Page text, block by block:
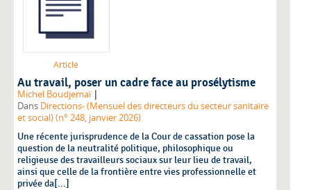
Article
Au travail, poser un cadre face au prosélytisme
Michel Boudjemaï |
Dans Directions- (Mensuel des directeurs du secteur sanitaire
et social) (n° 248, janvier 2026)
Une récente jurisprudence de la Cour de cassation pose la
question de la neutralité politique, philosophique ou
religieuse des travailleurs sociaux sur leur lieu de travail,
ainsi que celle de la frontière entre vies professionnelle et
privée da[...]